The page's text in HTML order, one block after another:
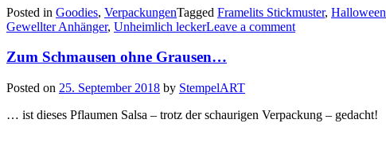
Posted in Goodies, VerpackungenTagged Framelits Stickmuster, Halloween
Gewellter Anhänger, Unheimlich leckerLeave a comment
Zum Schmausen ohne Grausen…
Posted on 25. September 2018 by StempelART
… ist dieses Pflaumen Salsa – trotz der schaurigen Verpackung – gedacht!